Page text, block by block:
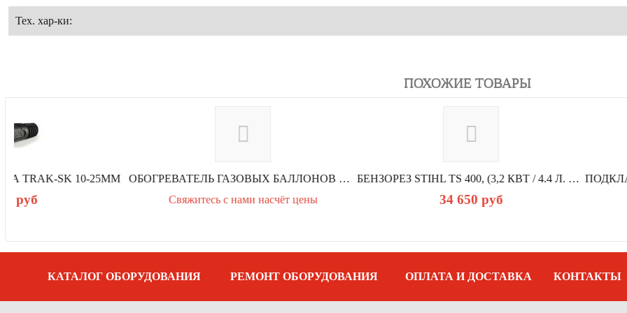
Тех. хар-ки:
ПОХОЖИЕ ТОВАРЫ
ОБОГРЕВАТЕЛЬ ГАЗОВЫХ БАЛЛОНОВ КОМА PG-2
Свяжитесь с нами насчёт цены
БЕНЗОРЕЗ STIHL TS 400, (3,2 КВТ / 4.4 Л. С., 66,7 КУБ.СМ. 9,5 КГ, ГЛУБИНА...
р
е
д
у
КАТАЛОГ ОБОРУДОВАНИЯ РЕМОНТ ОБОРУДОВАНИЯ ОПЛАТА И ДОСТАВКА КОНТАКТЫ